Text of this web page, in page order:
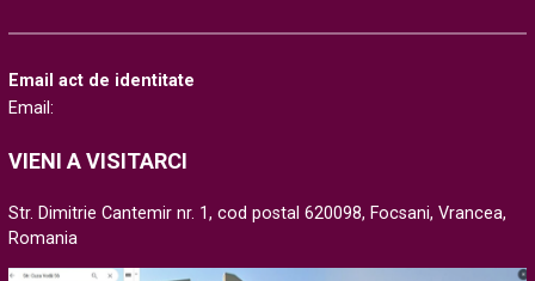
Email act de identitate
Email:
VIENI A VISITARCI
Str. Dimitrie Cantemir nr. 1, cod postal 620098, Focsani, Vrancea,
Romania